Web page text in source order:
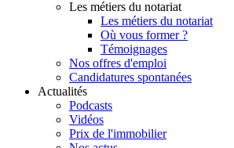
Les métiers du notariat
Les métiers du notariat
Où vous former ?
Témoignages
Nos offres d'emploi
Candidatures spontanées
Actualités
Podcasts
Vidéos
Prix de l'immobilier